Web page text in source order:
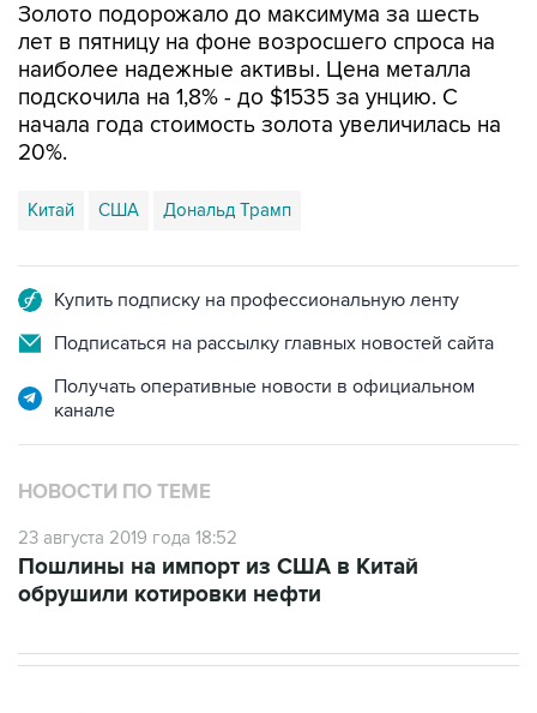
Золото подорожало до максимума за шесть
лет в пятницу на фоне возросшего спроса на
наиболее надежные активы. Цена металла
подскочила на 1,8% - до $1535 за унцию. С
начала года стоимость золота увеличилась на
20%.
Китай США Дональд Трамп
Купить подписку на профессиональную ленту
Подписаться на рассылку главных новостей сайта
Получать оперативные новости в официальном
канале
НОВОСТИ ПО ТЕМЕ
23 августа 2019 года 18:52
Пошлины на импорт из США в Китай
обрушили котировки нефти